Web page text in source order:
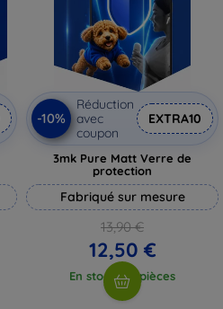
-10%
Réduction
avec
coupon
EXTRA10
3mk Pure Matt Verre de
protection
Fabriqué sur mesure
13,90 €
12,50 €
En stock > 5 pièces